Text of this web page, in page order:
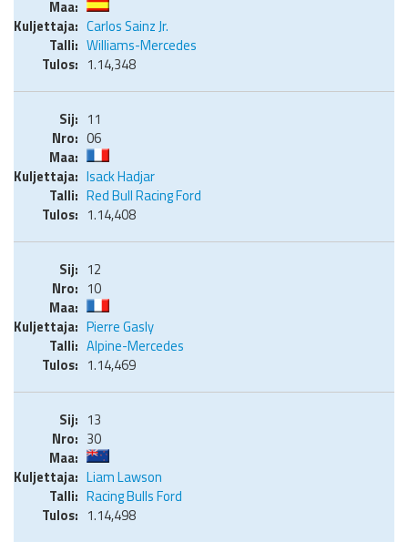
Carlos Sainz Jr.
Williams-Mercedes
1.14,348
11
06
Isack Hadjar
Red Bull Racing Ford
1.14,408
12
10
Pierre Gasly
Alpine-Mercedes
1.14,469
13
30
Liam Lawson
Racing Bulls Ford
1.14,498